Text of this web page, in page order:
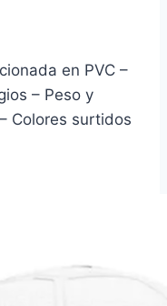
en PVC –
– Peso y
Colores surtidos